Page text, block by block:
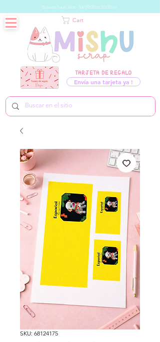
Business hours: Mon - Sat 09:00 to 20:00 hrs
TARJETA DE REGALO
Envía una tarjeta ya !
Cart
SKU: 68124175